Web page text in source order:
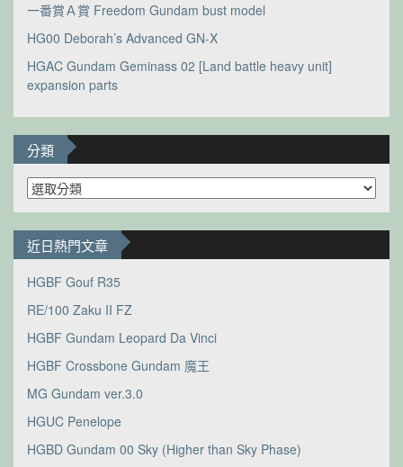
一番賞Ａ賞 Freedom Gundam bust model
HG00 Deborah’s Advanced GN-X
HGAC Gundam Geminass 02 [Land battle heavy unit]
expansion parts
分類
分
類
近日熱門文章
HGBF Gouf R35
RE/100 Zaku II FZ
HGBF Gundam Leopard Da Vinci
HGBF Crossbone Gundam 魔王
MG Gundam ver.3.0
HGUC Penelope
HGBD Gundam 00 Sky (Higher than Sky Phase)